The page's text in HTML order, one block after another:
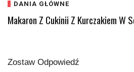
DANIA GŁÓWNE
Makaron Z Cukinii Z Kurczakiem W
Zostaw Odpowiedź